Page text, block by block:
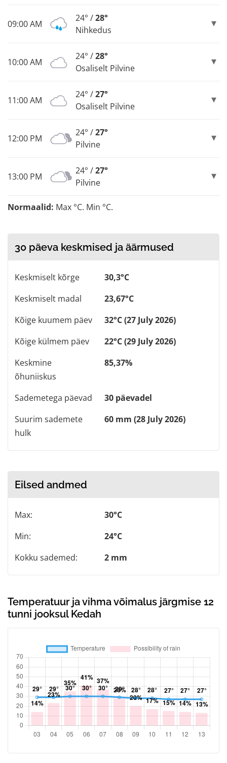
09:00 AM
24° /28°
Nihkedus
10:00 AM
24° /28°
Osaliselt Pilvine
11:00 AM
24° /27°
Osaliselt Pilvine
12:00 PM
24° /27°
Pilvine
13:00 PM
24° /27°
Pilvine
Normaalid: Max °C. Min °C.
30 päeva keskmised ja äärmused
Keskmiselt kõrge
30,3°C
Keskmiselt madal
23,67°C
Kõige kuumem päev
32°C (27 July 2026)
Kõige külmem päev
22°C (29 July 2026)
Keskmine
õhuniiskus
85,37%
Sademetega päevad
30 päevadel
Suurim sademete
hulk
60 mm (28 July 2026)
Eilsed andmed
Max:
30°C
Min:
24°C
Kokku sademed:
2 mm
Temperatuur ja vihma võimalus järgmise 12
tunni jooksul Kedah